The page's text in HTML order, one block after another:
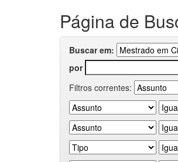
Página de
Buscar em:
por
Filtros correntes: